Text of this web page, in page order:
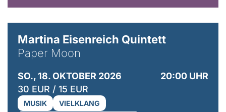
Martina Eisenreich Quintett
Paper Moon
SO., 18. OKTOBER 2026
20:00 UHR
30 EUR / 15 EUR
MUSIK
VIELKLANG